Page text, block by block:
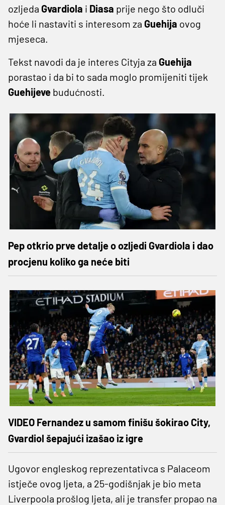
ozljeda Gvardiola i Diasa prije nego što odluči
hoće li nastaviti s interesom za Guehija ovog
mjeseca.
Tekst navodi da je interes Cityja za Guehija
porastao i da bi to sada moglo promijeniti tijek
Guehijeve budućnosti.
Pep otkrio prve detalje o ozljedi Gvardiola i dao
procjenu koliko ga neće biti
VIDEO Fernandez u samom finišu šokirao City,
Gvardiol šepajući izašao iz igre
Ugovor engleskog reprezentativca s Palaceom
istječe ovog ljeta, a 25-godišnjak je bio meta
Liverpoola prošlog ljeta, ali je transfer propao na